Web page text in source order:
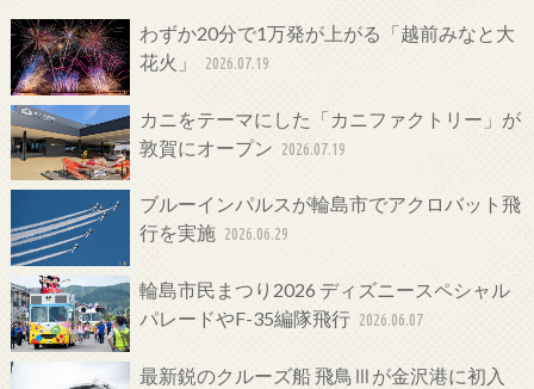
わずか20分で1万発が上がる「越前みなと大
花火」
2026.07.19
カニをテーマにした「カニファクトリー」が
敦賀にオープン 2026.07.19
ブルーインパルスが輪島市でアクロバット飛
行を実施 2026.06.29
輪島市民まつり2026 ディズニースペシャル
パレードやF-35編隊飛行 2026.06.07
最新鋭のクルーズ船 飛鳥Ⅲが金沢港に初入